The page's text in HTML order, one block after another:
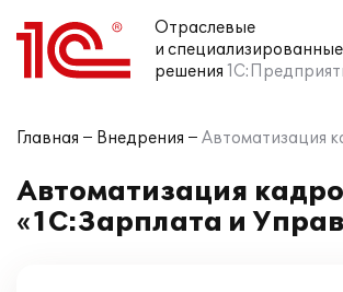
Отраслевые
и специализированные
решения
Главная Внедрения Автоматизация
Автоматизация
«1С:Зарплата и